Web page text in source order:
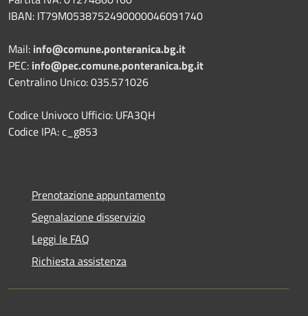
IBAN: IT79M0538752490000046091740
Mail: info@comune.ponteranica.bg.it
PEC: info@pec.comune.ponteranica.bg.it
Centralino Unico: 035.571026
Codice Univoco Ufficio: UFA3QH
Codice IPA: c_g853
Prenotazione appuntamento
Segnalazione disservizio
Leggi le FAQ
Richiesta assistenza